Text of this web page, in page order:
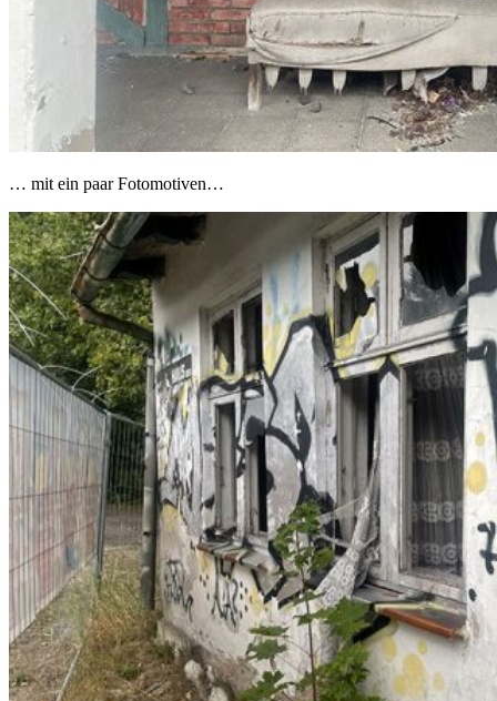
… mit ein paar Fotomotiven…